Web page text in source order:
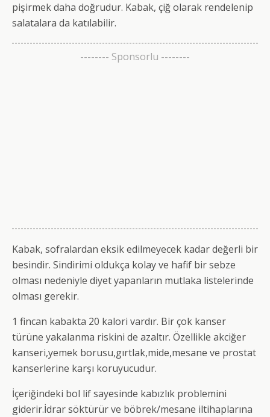
pişirmek daha doğrudur. Kabak, çiğ olarak rendelenip
salatalara da katılabilir.
-------- Sponsorlu --------
Kabak, sofralardan eksik edilmeyecek kadar değerli bir
besindir. Sindirimi oldukça kolay ve hafif bir sebze
olması nedeniyle diyet yapanların mutlaka listelerinde
olması gerekir.
1 fincan kabakta 20 kalori vardır. Bir çok kanser
türüne yakalanma riskini de azaltır. Özellikle akciğer
kanseri,yemek borusu,gırtlak,mide,mesane ve prostat
kanserlerine karşı koruyucudur.
İçeriğindeki bol lif sayesinde kabızlık problemini
giderir.İdrar söktürür ve böbrek/mesane iltihaplarına